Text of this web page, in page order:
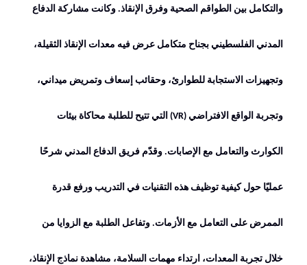
والتكامل بين الطواقم الصحية وفرق الإنقاذ. وكانت مشاركة الدفاع
المدني الفلسطيني بجناح متكامل عرض فيه معدات الإنقاذ الثقيلة،
وتجهيزات الاستجابة للطوارئ، وحقائب إسعاف وتمريض ميداني،
وتجربة الواقع الافتراضي (VR) التي تتيح للطلبة محاكاة بيئات
الكوارث والتعامل مع الإصابات. وقدّم فريق الدفاع المدني شرحًا
عمليًا حول كيفية توظيف هذه التقنيات في التدريب ورفع قدرة
الممرض على التعامل مع الأزمات. وتفاعل الطلبة مع الزوايا من
خلال تجربة المعدات، ارتداء مهمات السلامة، مشاهدة نماذج الإنقاذ،